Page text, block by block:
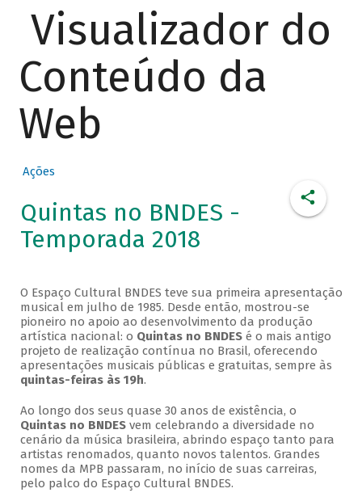
Visualizador do
Conteúdo da
Web
Ações
Quintas no BNDES -
Temporada 2018
O Espaço Cultural BNDES teve sua primeira apresentação
musical em julho de 1985. Desde então, mostrou-se
pioneiro no apoio ao desenvolvimento da produção
artística nacional: o Quintas no BNDESé o mais antigo
projeto de realização contínua no Brasil, oferecendo
apresentações musicais públicas e gratuitas, sempre às
quintas-feiras às 19h.
Ao longo dos seus quase 30 anos de existência, o
Quintas no BNDESvem celebrando a diversidade no
cenário da música brasileira, abrindo espaço tanto para
artistas renomados, quanto novos talentos. Grandes
nomes da MPB passaram, no início de suas carreiras,
pelo palco do Espaço Cultural BNDES.